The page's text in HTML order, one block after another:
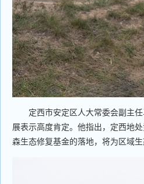
定西市安定区人大常委会副主任
展表示高度肯定。他指出，定西地
森生态修复基金的落地，将为区域生